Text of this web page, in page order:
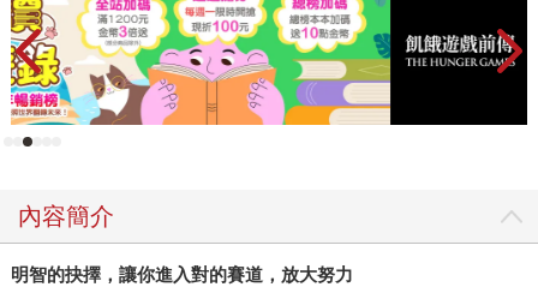
內容簡介
明智的抉擇，讓你進入對的賽道，放大努力